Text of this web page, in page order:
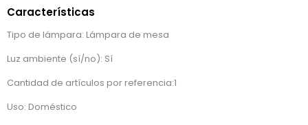
Características
Tipo de lámpara: Lámpara de mesa
Luz ambiente (sí/no): Sí
Cantidad de artículos por referencia:1
Uso: Doméstico